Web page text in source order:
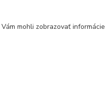
mohli zobrazovať informácie